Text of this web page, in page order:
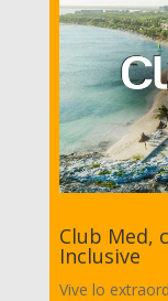
Club Med,
Inclusive
Vive lo